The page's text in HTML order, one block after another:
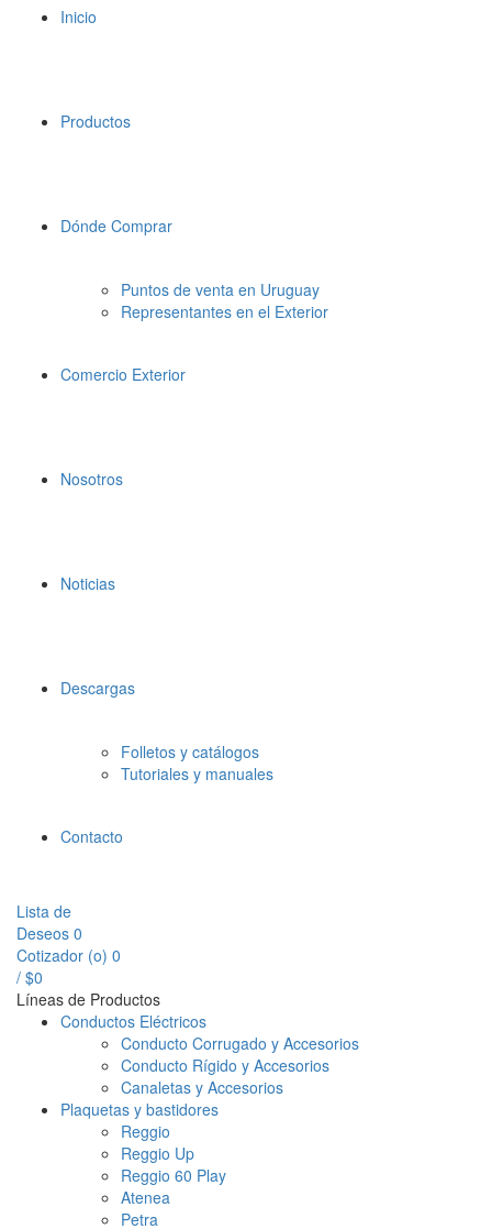
Inicio
Productos
Dónde Comprar
Puntos de venta en Uruguay
Representantes en el Exterior
Comercio Exterior
Nosotros
Noticias
Descargas
Folletos y catálogos
Tutoriales y manuales
Contacto
Lista de
Deseos 0
Cotizador (o) 0
/ $0
Líneas de Productos
Conductos Eléctricos
Conducto Corrugado y Accesorios
Conducto Rígido y Accesorios
Canaletas y Accesorios
Plaquetas y bastidores
Reggio
Reggio Up
Reggio 60 Play
Atenea
Petra